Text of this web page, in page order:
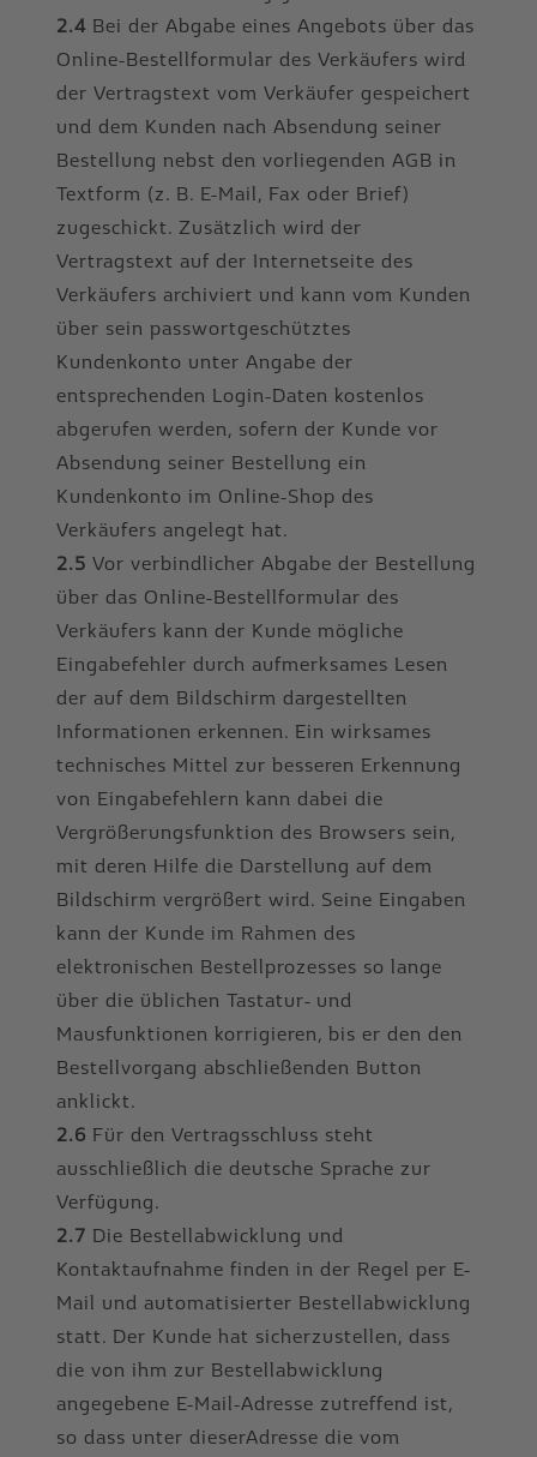
2.4 Bei der Abgabe eines Angebots über das
Online-Bestellformular des Verkäufers wird
der Vertragstext vom Verkäufer gespeichert
und dem Kunden nach Absendung seiner
Bestellung nebst den vorliegenden AGB in
Textform (z. B. E-Mail, Fax oder Brief)
zugeschickt. Zusätzlich wird der
Vertragstext auf der Internetseite des
Verkäufers archiviert und kann vom Kunden
über sein passwortgeschütztes
Kundenkonto unter Angabe der
entsprechenden Login-Daten kostenlos
abgerufen werden, sofern der Kunde vor
Absendung seiner Bestellung ein
Kundenkonto im Online-Shop des
Verkäufers angelegt hat.
2.5 Vor verbindlicher Abgabe der Bestellung
über das Online-Bestellformular des
Verkäufers kann der Kunde mögliche
Eingabefehler durch aufmerksames Lesen
der auf dem Bildschirm dargestellten
Informationen erkennen. Ein wirksames
technisches Mittel zur besseren Erkennung
von Eingabefehlern kann dabei die
Vergrößerungsfunktion des Browsers sein,
mit deren Hilfe die Darstellung auf dem
Bildschirm vergrößert wird. Seine Eingaben
kann der Kunde im Rahmen des
elektronischen Bestellprozesses so lange
über die üblichen Tastatur- und
Mausfunktionen korrigieren, bis er den den
Bestellvorgang abschließenden Button
anklickt.
2.6 Für den Vertragsschluss steht
ausschließlich die deutsche Sprache zur
Verfügung.
2.7 Die Bestellabwicklung und
Kontaktaufnahme finden in der Regel per E-
Mail und automatisierter Bestellabwicklung
statt. Der Kunde hat sicherzustellen, dass
die von ihm zur Bestellabwicklung
angegebene E-Mail-Adresse zutreffend ist,
so dass unter dieserAdresse die vom